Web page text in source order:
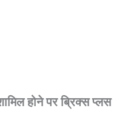
होने पर ब्रिक्स प्लस